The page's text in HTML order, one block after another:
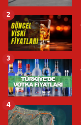
2
3
4